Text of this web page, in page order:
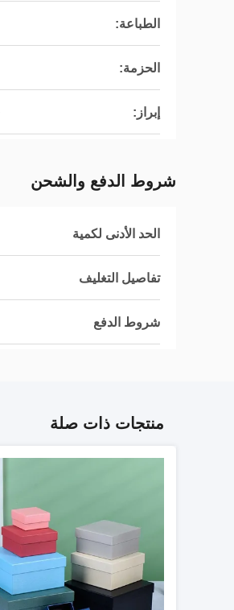
الطباعة:
الحزمة:
إبراز:
شروط الدفع والشحن
الحد الأدنى لكمية
تفاصيل التغليف
شروط الدفع
منتجات ذات صلة